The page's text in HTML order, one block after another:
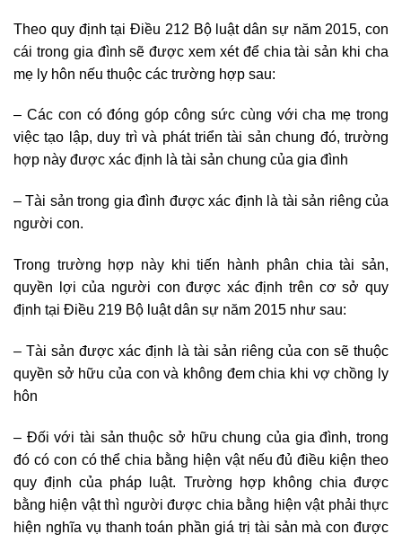
Theo quy định tại Điều 212 Bộ luật dân sự năm 2015, con
cái trong gia đình sẽ được xem xét để chia tài sản khi cha
mẹ ly hôn nếu thuộc các trường hợp sau:
– Các con có đóng góp công sức cùng với cha mẹ trong
việc tạo lập, duy trì và phát triển tài sản chung đó, trường
hợp này được xác định là tài sản chung của gia đình
– Tài sản trong gia đình được xác định là tài sản riêng của
người con.
Trong trường hợp này khi tiến hành phân chia tài sản,
quyền lợi của người con được xác định trên cơ sở quy
định tại Điều 219 Bộ luật dân sự năm 2015 như sau:
– Tài sản được xác định là tài sản riêng của con sẽ thuộc
quyền sở hữu của con và không đem chia khi vợ chồng ly
hôn
– Đối với tài sản thuộc sở hữu chung của gia đình, trong
đó có con có thể chia bằng hiện vật nếu đủ điều kiện theo
quy định của pháp luật. Trường hợp không chia được
bằng hiện vật thì người được chia bằng hiện vật phải thực
hiện nghĩa vụ thanh toán phần giá trị tài sản mà con được